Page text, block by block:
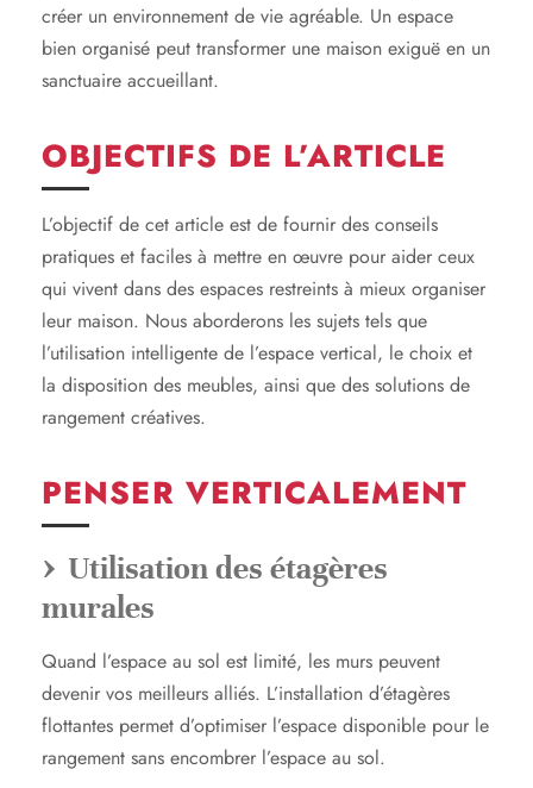
créer un environnement de vie agréable. Un espace
bien organisé peut transformer une maison exiguë en un
sanctuaire accueillant.
OBJECTIFS DE L’ARTICLE
L’objectif de cet article est de fournir des conseils
pratiques et faciles à mettre en œuvre pour aider ceux
qui vivent dans des espaces restreints à mieux organiser
leur maison. Nous aborderons les sujets tels que
l’utilisation intelligente de l’espace vertical, le choix et
la disposition des meubles, ainsi que des solutions de
rangement créatives.
PENSER VERTICALEMENT
Utilisation des étagères
murales
Quand l’espace au sol est limité, les murs peuvent
devenir vos meilleurs alliés. L’installation d’étagères
flottantes permet d’optimiser l’espace disponible pour le
rangement sans encombrer l’espace au sol.